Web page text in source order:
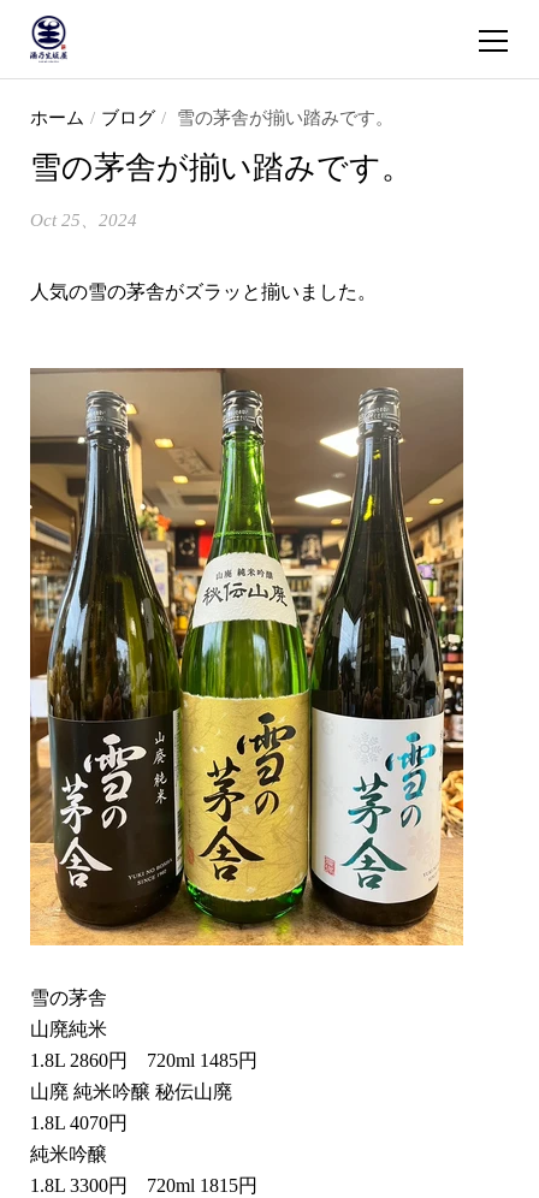
ショッピ
ホーム / ブログ / 雪の茅舎が揃い踏みです。
雪の茅舎が揃い踏みです。
Oct 25、2024
人気の雪の茅舎がズラッと揃いました。
雪の茅舎
山廃純米
1.8L 2860円 720ml 1485円
山廃 純米吟醸 秘伝山廃
1.8L 4070円
純米吟醸
1.8L 3300円 720ml 1815円